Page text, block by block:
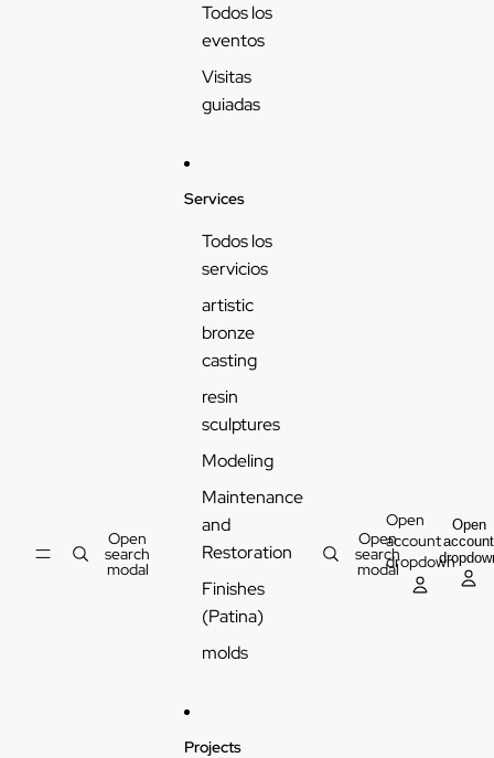
Open
search
modal
Todos los
eventos
Visitas
guiadas
Services
Todos los
servicios
artistic
bronze
casting
resin
sculptures
Modeling
Maintenance
and
Restoration
Finishes
(Patina)
molds
Projects
Open
search
modal
Open
account
dropdown
Open
account